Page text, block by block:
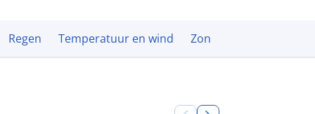
Regen Temperatuur en wind Zon